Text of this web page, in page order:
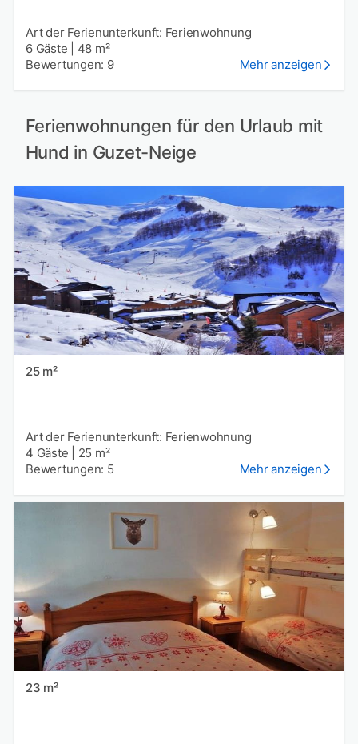
Art der Ferienunterkunft: Ferienwohnung
6 Gäste
48 m²
Bewertungen: 9
Mehr anzeigen
Ferienwohnungen für den Urlaub mit
Hund in Guzet-Neige
25 m²
Art der Ferienunterkunft: Ferienwohnung
4 Gäste
25 m²
Bewertungen: 5
Mehr anzeigen
23 m²